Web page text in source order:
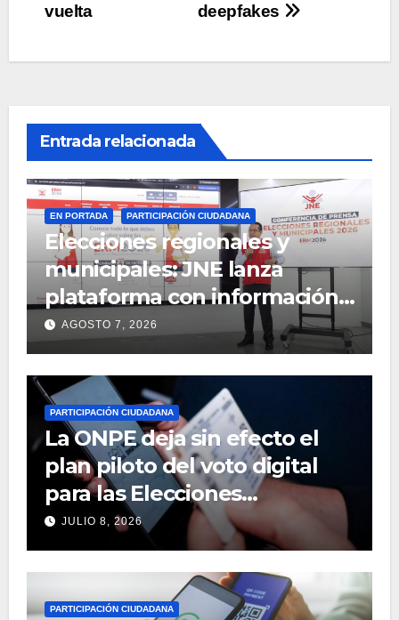
deepfakes
vuelta
Entrada relacionada
EN PORTADA PARTICIPACIÓN CIUDADANA
Elecciones regionales y
municipales: JNE lanza
plataforma con información
del proceso electoral y de
candidatos
AGOSTO 7, 2026
PARTICIPACIÓN CIUDADANA
La ONPE deja sin efecto el
plan piloto del voto digital
para las Elecciones
Regionales y Municipales
2026
JULIO 8, 2026
PARTICIPACIÓN CIUDADANA